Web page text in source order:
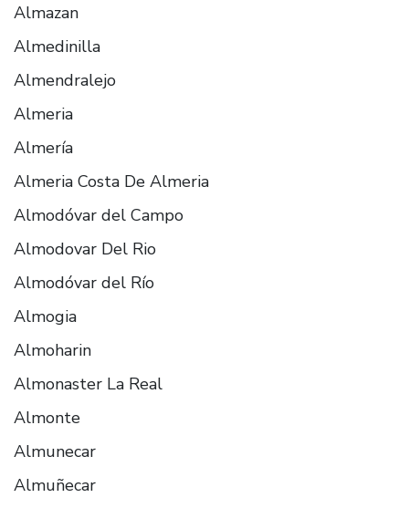
Almazan
Almedinilla
Almendralejo
Almeria
Almería
Almeria Costa De Almeria
Almodóvar del Campo
Almodovar Del Rio
Almodóvar del Río
Almogia
Almoharin
Almonaster La Real
Almonte
Almunecar
Almuñecar